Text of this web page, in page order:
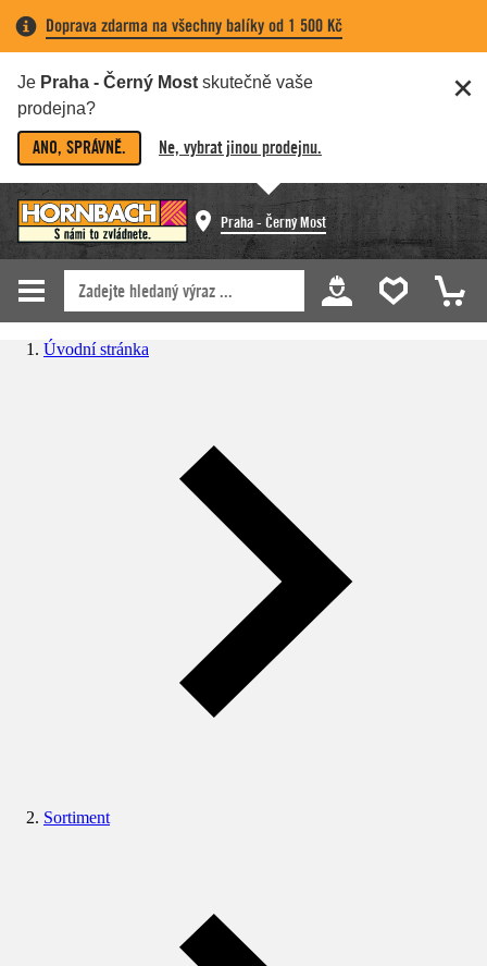
Doprava zdarma na všechny balíky od 1 500 Kč
Je Praha - Černý Most skutečně vaše
prodejna?
ANO, SPRÁVNĚ. Ne, vybrat jinou prodejnu.
Praha - Černý Most
Úvodní stránka
Sortiment